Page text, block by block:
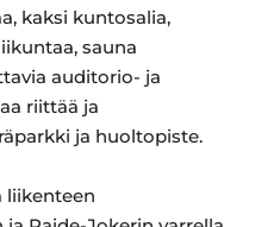
kaksi kuntosalia,
sauna
auditorio- ja
riittää ja
ja huoltopiste.
liikenteen